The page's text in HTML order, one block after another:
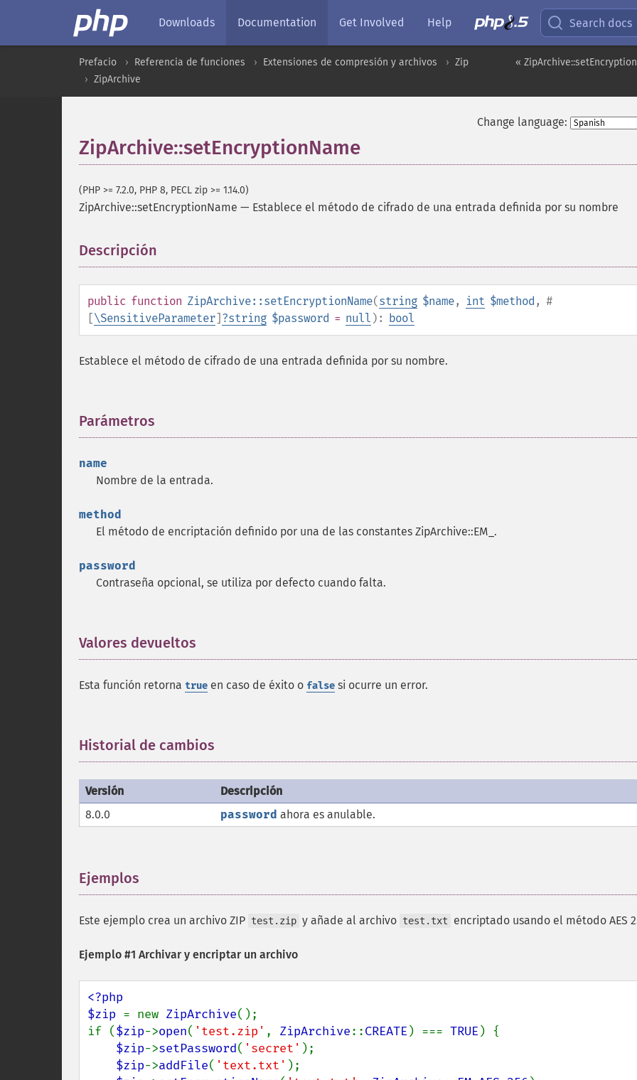
Downloads Documentation Get Involved Help Search docs
«
Prefacio Referencia de funciones Extensiones de compresión y archivos
Zip
ZipArchive
Change language:
ZipArchive::setEncryptionName
(PHP >= 7.2.0, PHP 8, PECL zip >= 1.14.0)
ZipArchive::setEncryptionName — Establece el método de cifrado de una entrada definida por su nombre
Descripción
public function ZipArchive::setEncryptionName(string $name, int $method , #
[\SensitiveParameter] ?string $password = null ): bool
Establece el método de cifrado de una entrada definida por su nombre.
Parámetros
name
Nombre de la entrada.
method
El método de encriptación definido por una de las constantes ZipArchive::EM_.
password
Contraseña opcional, se utiliza por defecto cuando falta.
Valores devueltos
Esta función retorna true en caso de éxito o false si ocurre un error.
Historial de cambios
Versión
Descripción
8.0.0
password ahora es anulable.
Ejemplos
Este ejemplo crea un archivo ZIP test.zip y añade al archivo test.txt encriptado usando el método AES
Ejemplo #1 Archivar y encriptar un archivo
<?php
$zip = new ZipArchive();
if ($zip->open( 'test.zip' , ZipArchive::CREATE ) === TRUE ) {
$zip->setPassword( 'secret' );
$zip->addFile( 'text.txt' );